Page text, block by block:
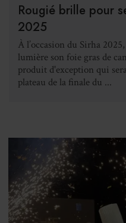
Rougié brille pour
2025
À l’occasion du Sirha
lumière son foie gras de
produit d'exception qui
plateau de la finale du ...